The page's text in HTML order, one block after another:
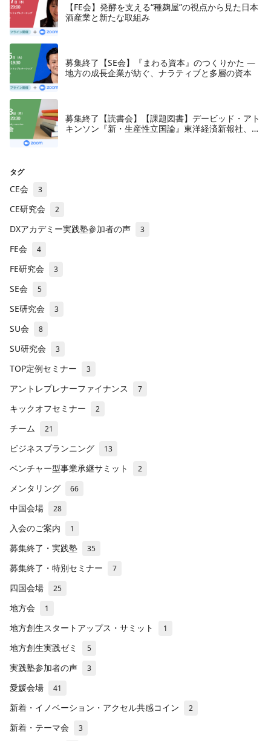
【FE会】発酵を支える“種麹屋”の視点から見た日本
酒産業と新たな取組み
募集終了【SE会】『まわる資本』のつくりかた —
地方の成長企業が紡ぐ、ナラティブと多層の資本
募集終了【読書会】【課題図書】デービッド・アト
キンソン『新・生産性立国論』東洋経済新報社、
タグ
CE会 3
CE研究会 2
DXアカデミー実践塾参加者の声 3
FE会 4
FE研究会 3
SE会 5
SE研究会 3
SU会 8
SU研究会 3
TOP定例セミナー 3
アントレプレナーファイナンス 7
キックオフセミナー 2
チーム 21
ビジネスプランニング 13
ベンチャー型事業承継サミット 2
メンタリング 66
中国会場 28
入会のご案内 1
募集終了・実践塾 35
募集終了・特別セミナー 7
四国会場 25
地方会 1
地方創生スタートアップス・サミット 1
地方創生実践ゼミ 5
実践塾参加者の声 3
愛媛会場 41
新着・イノベーション・アクセル共感コイン 2
新着・テーマ会 3